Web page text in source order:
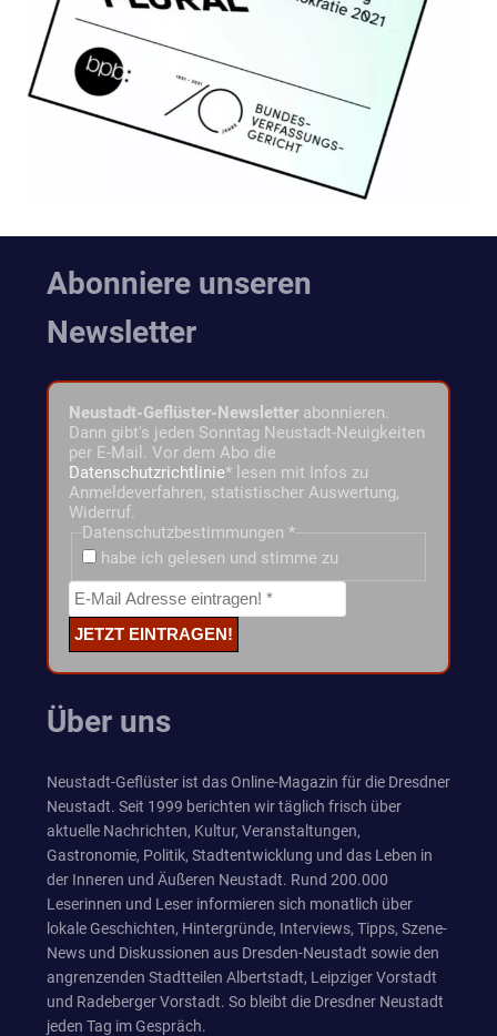
Abonniere unseren
Newsletter
Neustadt-Geflüster-Newsletter abonnieren.
Dann gibt's jeden Sonntag Neustadt-Neuigkeiten
per E-Mail. Vor dem Abo die
Datenschutzrichtlinie* lesen mit Infos zu
Anmeldeverfahren, statistischer Auswertung,
Widerruf.
Datenschutzbestimmungen *
habe ich gelesen und stimme zu
Über uns
Neustadt-Geflüster ist das Online-Magazin für die Dresdner
Neustadt. Seit 1999 berichten wir täglich frisch über
aktuelle Nachrichten, Kultur, Veranstaltungen,
Gastronomie, Politik, Stadtentwicklung und das Leben in
der Inneren und Äußeren Neustadt. Rund 200.000
Leserinnen und Leser informieren sich monatlich über
lokale Geschichten, Hintergründe, Interviews, Tipps, Szene-
News und Diskussionen aus Dresden-Neustadt sowie den
angrenzenden Stadtteilen Albertstadt, Leipziger Vorstadt
und Radeberger Vorstadt. So bleibt die Dresdner Neustadt
jeden Tag im Gespräch.